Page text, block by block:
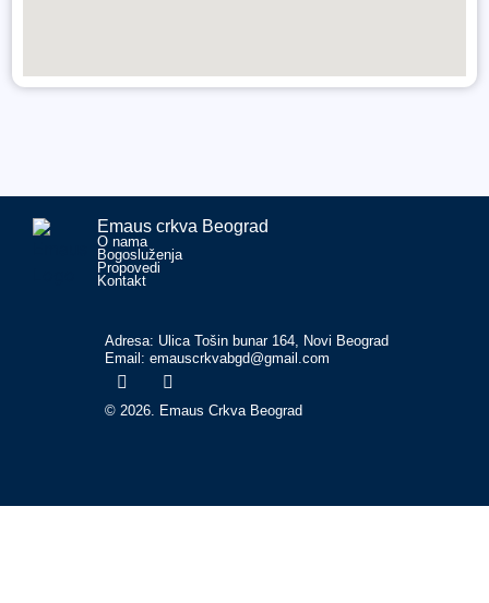
Emaus crkva Beograd
O nama
Bogosluženja
Propovedi
Kontakt
Adresa: Ulica Tošin bunar 164, Novi Beograd
Email: emauscrkvabgd@gmail.com
© 2026. Emaus Crkva Beograd